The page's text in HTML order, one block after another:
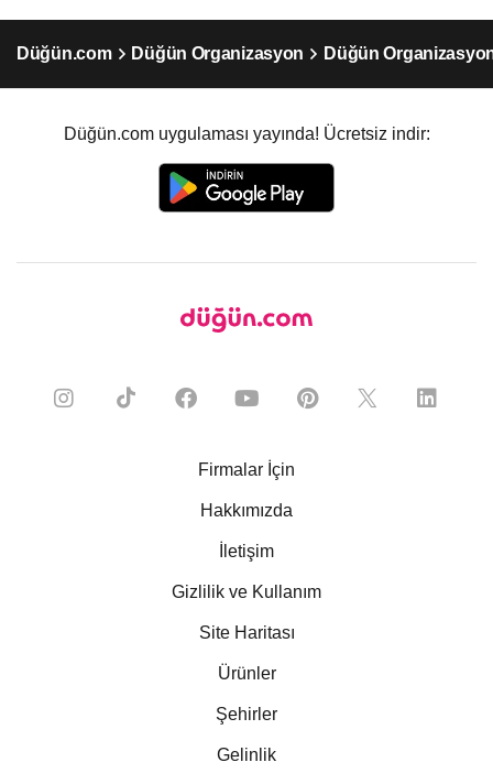
Düğün.com Düğün Organizasyon Düğün
Düğün.com uygulaması yayında! Ücretsiz indir:
Firmalar İçin
Hakkımızda
İletişim
Gizlilik ve Kullanım
Site Haritası
Ürünler
Şehirler
Gelinlik